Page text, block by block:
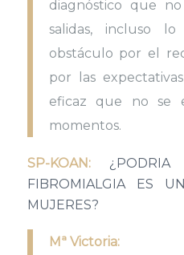
diagnóstico que
salidas, incluso
obstáculo por el
por las
eficaz que no se
momentos.
SP-KOAN:¿PODRIA
FIBROMIALGIA ES
MUJERES?
Mª Victoria: